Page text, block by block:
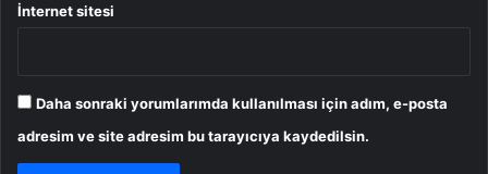
İnternet sitesi
Daha sonraki yorumlarımda kullanılması için adım, e-posta
adresim ve site adresim bu tarayıcıya kaydedilsin.